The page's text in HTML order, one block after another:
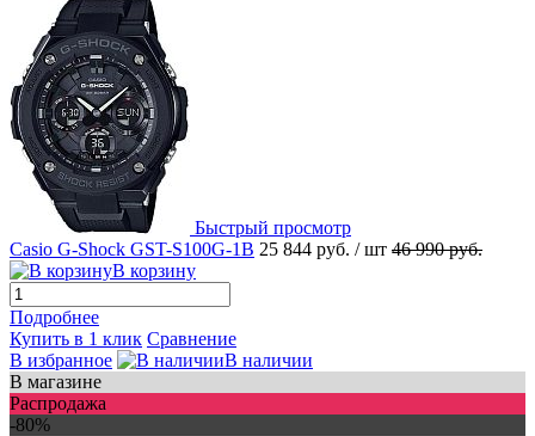
Быстрый просмотр
Casio G-Shock GST-S100G-1B 25 844 руб. / шт 46 990 руб.
В корзину
Подробнее
Купить в 1 клик Сравнение
В избранное
В наличии
В магазине
Распродажа
-80%